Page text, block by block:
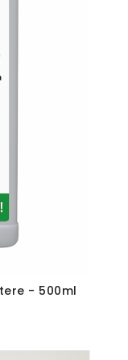
- 500ml